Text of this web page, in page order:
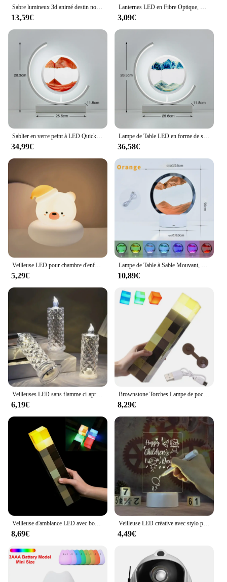
Sabre lumineux 3d animé destin nocturne, lampe de Table LED, décoration de chambre à coucher, mignon, cadeau d'anniversaire, Manga, Gilgamesh
13,59€
Lanternes LED en Fibre Optique, Ciel Étoilé, Décoration de ixde Mariage et de Noël, Ameublement de Maison
3,09€
Sablier en verre peint à LED Quicksand, 3D, paysage naturel, rotation à 360 °, art créatif, salon, chambre à coucher, lampe de chevet
34,99€
Lampe de Table LED en forme de sablier 3D, paysage naturel, veilleuse créative rétro, image de sable mouvant
36,58€
5,29€ 10,89€
6,19€
Brownstone Torches Lampe de poche LED, Veilleuse, USB Rechargeable, Chambre et Salon, Lumière décorative avec structure, Cadeau pour enfants
8,29€
8,69€
Veilleuse LED créative avec stylo pour enfants, tableau d'affichage USB, lampe de vacances, décoration de petite amie, tableau de notes, cadeau
4,49€